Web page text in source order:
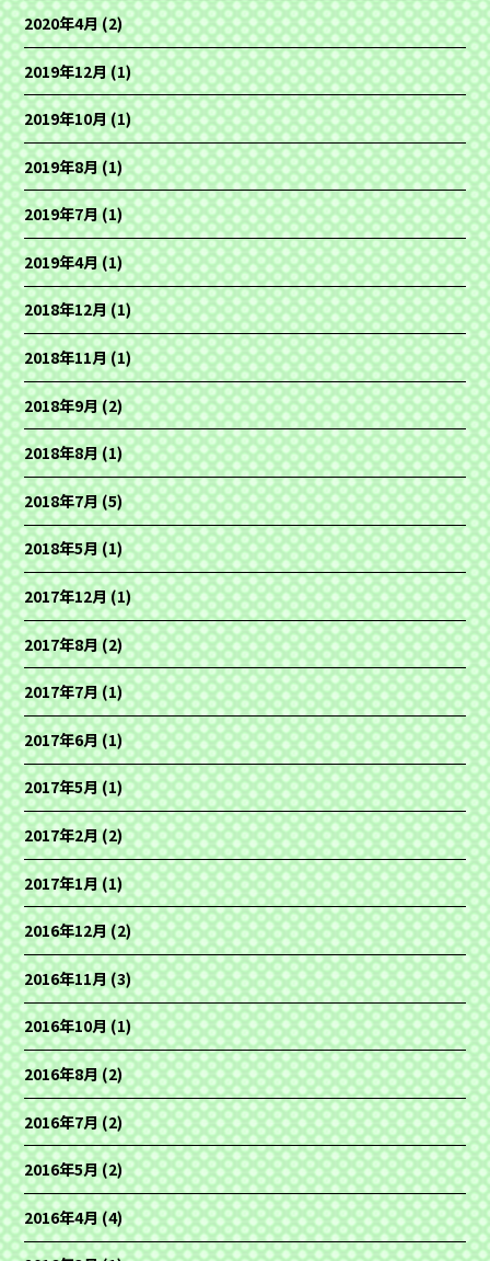
2020年4月(2)
2019年12月(1)
2019年10月(1)
2019年8月(1)
2019年7月(1)
2019年4月(1)
2018年12月(1)
2018年11月(1)
2018年9月(2)
2018年8月(1)
2018年7月(5)
2018年5月(1)
2017年12月(1)
2017年8月(2)
2017年7月(1)
2017年6月(1)
2017年5月(1)
2017年2月(2)
2017年1月(1)
2016年12月(2)
2016年11月(3)
2016年10月(1)
2016年8月(2)
2016年7月(2)
2016年5月(2)
2016年4月(4)